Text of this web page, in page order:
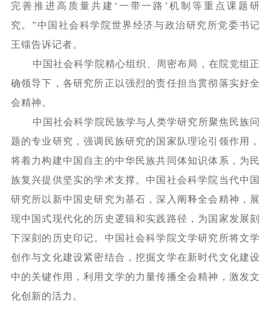
完善推进高质量共建‘一带一路’机制等重点课题研
究。”中国社会科学院世界经济与政治研究所党委书记
王镭告诉记者。
中国社会科学院精心组织、周密布局，在院党组正
确领导下，各研究所正以强烈的责任担当贯彻落实好全
会精神。
中国社会科学院民族学与人类学研究所聚焦民族问
题的专业研究，强调民族研究的国家队理论引领作用，
将着力构建中国自主的中华民族共同体知识体系，为民
族复兴提供坚实的学术支撑。中国社会科学院当代中国
研究所以新中国史研究为基石，深入阐释全会精神，展
现中国式现代化的历史逻辑和实践路径，为国家发展刻
下深刻的历史印记。中国社会科学院文学研究所将文学
创作与文化建设紧密结合，挖掘文学在新时代文化建设
中的关键作用，利用文学的力量传播全会精神，激发文
化创新的活力。